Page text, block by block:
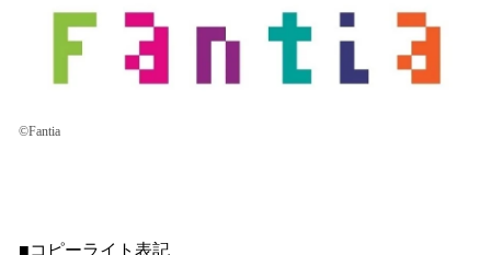
©Fantia
■コピーライト表記